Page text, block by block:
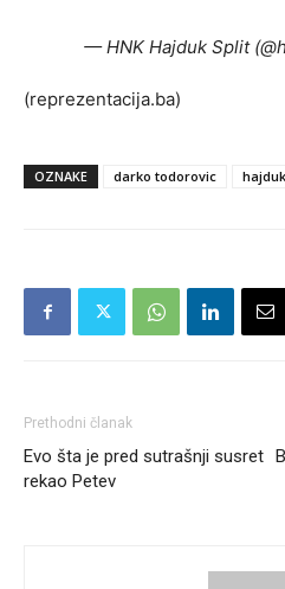
— HNK Hajduk Split
(reprezentacija.ba)
OZNAKE darko todorovic hajduk
Prethodni članak
Evo šta je pred sutrašnji susret
rekao Petev